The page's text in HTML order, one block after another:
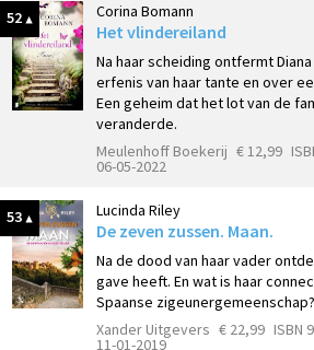
52 Corina Bomann
Het vlindereiland
Na haar scheiding ontfermt
erfenis van haar tante en over
Een geheim dat het lot van de
veranderde.
Meulenhoff Boekerij € 12,99
06-05-2022
53 Lucinda Riley
De zeven zussen. Maan.
Na de dood van haar vader
gave heeft. En wat is haar
Spaanse zigeunergemeenschap?
Xander Uitgevers € 22,99 ISBN
11-01-2019